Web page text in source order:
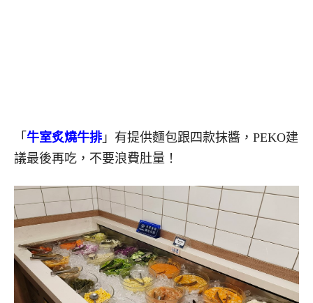
「 牛室炙燒牛排 」有提供麵包跟四款抹醬，PEKO建
議最後再吃，不要浪費肚量！